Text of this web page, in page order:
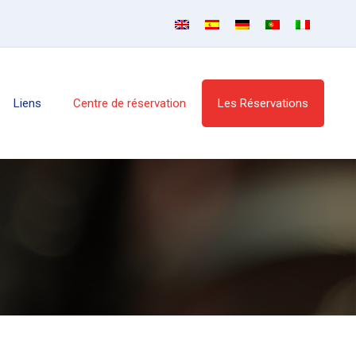
Liens Centre de réservation Les Réservations